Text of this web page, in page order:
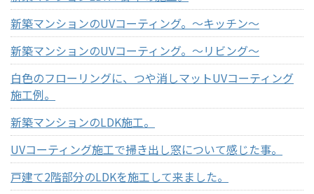
新築マンションのUVコーティング。～キッチン～
新築マンションのUVコーティング。～リビング～
白色のフローリングに、つや消しマットUVコーティング
施工例。
新築マンションのLDK施工。
UVコーティング施工で掃き出し窓について感じた事。
戸建て2階部分のLDKを施工して来ました。